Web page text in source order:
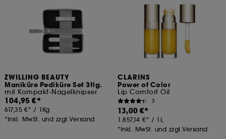
ZWILLING BEAUTY
Maniküre Pediküre Set 3tlg.
mit Kompakt-Nagelknipser
104,95 €
617,35 € / 1Kg
*Inkl. MwSt. und zzgl.Versand
CLARINS
Power of Color
Lip Comfort Oil
3
13,00 €
1.857,14 € / 1L
*Inkl. MwSt. und zzgl.Versand